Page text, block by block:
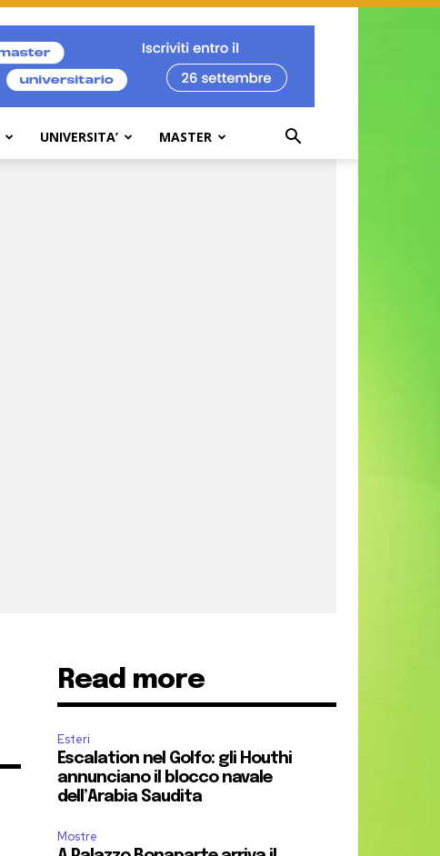
UNIVERSITA’ MASTER
Read more
Esteri
Escalation nel Golfo: gli Houthi
annunciano il blocco navale
dell’Arabia Saudita
Mostre